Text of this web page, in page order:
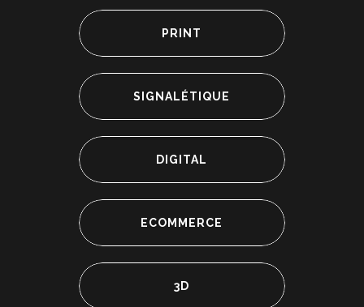
PRINT
SIGNALÉTIQUE
DIGITAL
ECOMMERCE
3D